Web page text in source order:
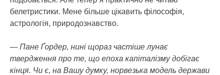
белетристики. Мене більше цікавить філософія,
астрологія, природознавство.
— Пане Ґордер, нині щораз частіше лунає
твердження про те, що епоха капіталізму добігає
кінця. Чи є, на Вашу думку, норвезька модель держави